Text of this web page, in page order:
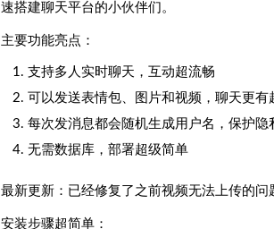
速搭建聊天平台的小伙伴们。
主要功能亮点：
支持多人实时聊天，互动超流畅
可以发送表情包、图片和视频，聊天更有
每次发消息都会随机生成用户名，保护隐
无需数据库，部署超级简单
最新更新：已经修复了之前视频无法上传的
安装步骤超简单：